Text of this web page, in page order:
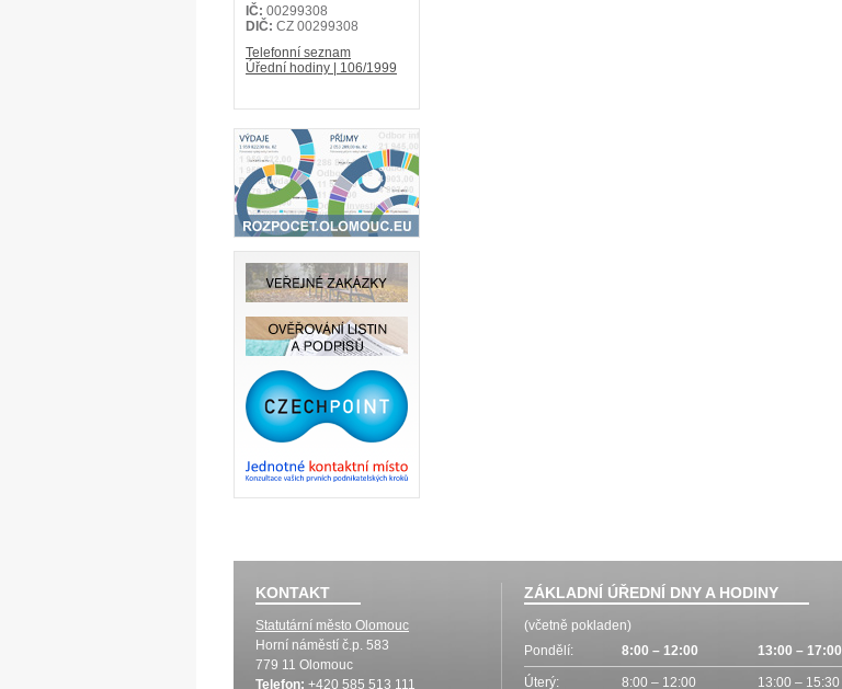
IČ: 00299308
DIČ: CZ 00299308
Telefonní seznam
Úřední hodiny | 106/1999
KONTAKT
Statutární město Olomouc
Horní náměstí č.p. 583
779 11 Olomouc
Telefon: +420 585 513 111
ZÁKLADNÍ ÚŘEDNÍ DNY A HODINY
(včetně pokladen)
Pondělí:
8:00 – 12:00 13:00 – 17:00
Úterý: 8:00 – 12:00 13:00 – 15:30